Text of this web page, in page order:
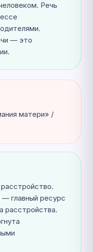
Речь
— это
матери» /
главный ресурс
расстройства.